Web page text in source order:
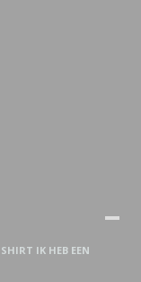
IK HEB EEN